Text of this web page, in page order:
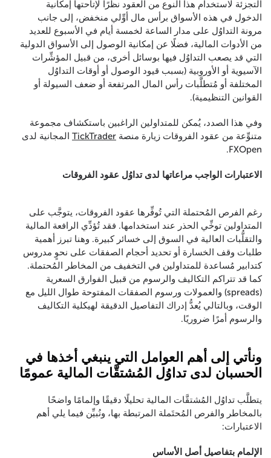
التجزئة لاستخدام هذا النوع من العقود نظرًا لإتاحتها إمكانية
الدخول في هذه الأسواق برأس مال أوِّلي منخفض، إلى جانب
مرونة التداوُل على مدار الساعة لخمسة أيام في الأسبوع للعديد
من الأدوات المالية، فضلًا عن إمكانية الوصول إلى الأسواق الدولية
التي قد يصعب التداوُل فيها بوسائل أخرى، من قبيل المؤشِّرات
الآسيوية أو الأوروبية (بسبب قيود الوصول أو أوقات التداوُل
المختلفة أو مُتطلَّبات رأس المال المرتفعة أو ضعف السيولة أو
القوانين التنظيمية).
وفي هذا الصدد، يُمكن للمتداولين الراغبين باستكشاف مجموعة
متنوِّعة من عقود الفروقات زيارة منصة TickTrader المجانية لدى
FXOpen.
الاعتبارات الواجب مراعاتها لدى تداوُل عقود الفروقات
رغم الفرص المُحتملة التي تُوفِّرها عقود الفروقات، يتوجَّب على
المتداولين توخِّي الحذر عند استخدامها. فقد تُؤدِّي الرافعة المالية
والتقلُّبات العالية في السوق إلى خسائر كبيرة. وهنا تبرز أهمية
طلبات وقف الخسارة أو تحديد أحجام الصفقات على نحوٍ مدروس
كتدابير مُساعدة للمتداولين في التخفيف من المخاطر المُحتملة.
كما قد تتراكم التكاليف والرسوم من قبيل الفوارق السعرية
(spreads) والعمولات ورسوم الصفقات المفتوحة طوال الليل مع
الوقت، وبالتالي يُعدُّ إدراك التفاصيل الدقيقة لهيكلية التكاليف
والرسوم أمرًا ضروريًا.
ونأتي إلى أهم العوامل التي ينبغي أخذها في
الحسبان لدى تداوُل المُشتقَّات المالية عمومًا
يتطلَّب تداوُل المُشتقَّات المالية تحليلًا دقيقًا وإلمامًا واضحًا
بالمخاطر والفرص المُحتَملة المرتبطة بها، ونُبيِّن فيما يلي أهم
الاعتبارات:
الإلمام بتفاصيل أصل الأساس